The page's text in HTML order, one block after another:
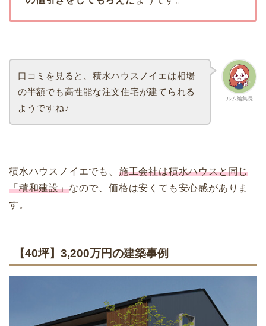
ルム編集長
口コミを見ると、積水ハウスノイエは相場
の半額でも高性能な注文住宅が建てられる
ようですね♪
積水ハウスノイエでも、 施工会社は積水ハウスと同じ
「積和建設」なので、価格は安くても安心感がありま
す。
【40坪】3,200万円の建築事例